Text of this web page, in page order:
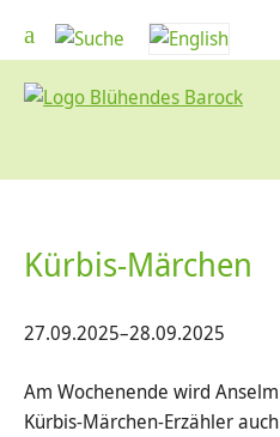
Kürbis-Märchen
27.09.2025–28.09.2025
Am Wochenende wird
Kürbis-Märchen-Erzähler